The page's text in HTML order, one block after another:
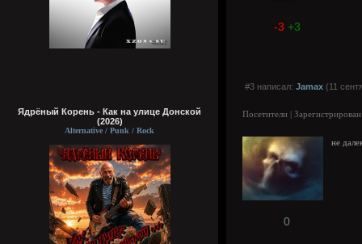
Ядрёный Корень - Как на улице Донской
(2026)
Alternative / Punk / Rock
-3 +3
#3 написал: Jamax (11
Посетители |
не
0